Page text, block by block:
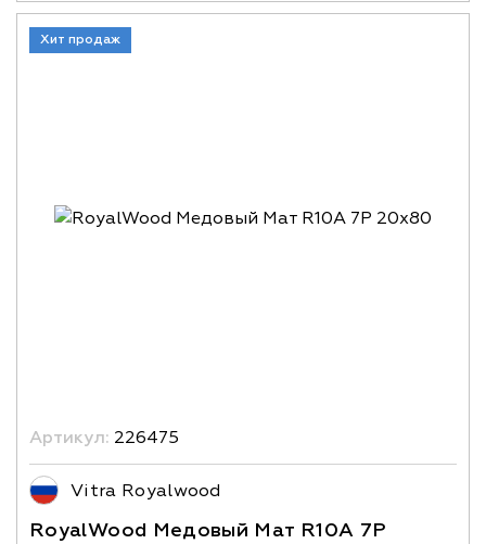
Хит продаж
Артикул: 226475
Vitra Royalwood
RoyalWood Медовый Мат R10A 7Р